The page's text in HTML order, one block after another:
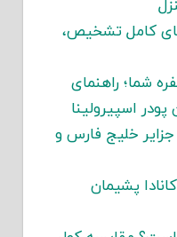
کامل تشخیص،
شما؛ راهنمای
اسپیرولینا
خلیج فارس و
پشیمان